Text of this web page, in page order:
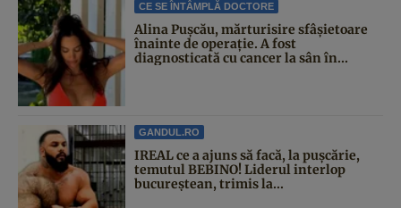
CE SE ÎNTÂMPLĂ DOCTORE
Alina Pușcău, mărturisire sfâșietoare
înainte de operație. A fost
diagnosticată cu cancer la sân în...
GANDUL.RO
IREAL ce a ajuns să facă, la pușcărie,
temutul BEBINO! Liderul interlop
bucureștean, trimis la...